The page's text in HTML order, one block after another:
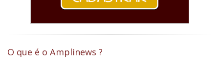
O que é o Amplinews ?